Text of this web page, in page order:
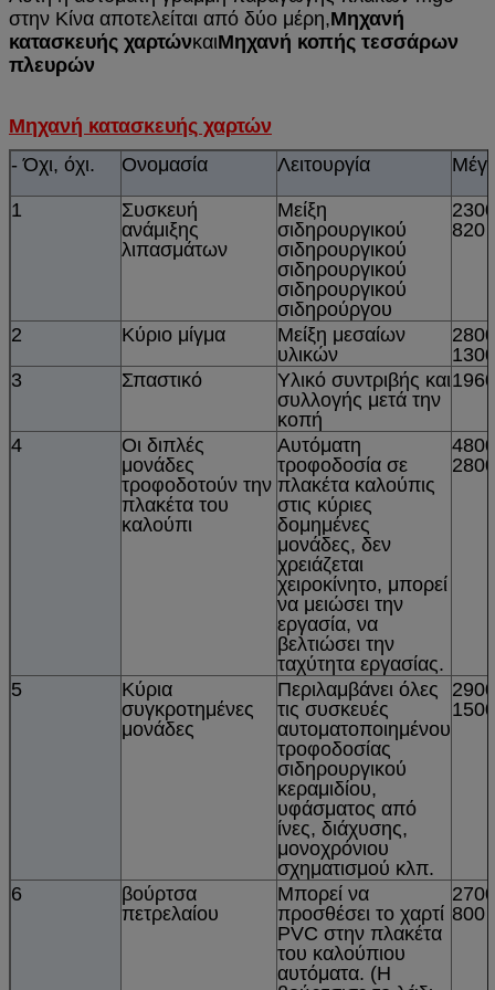
στην Κίνα αποτελείται από δύο μέρη,Μηχανή
κατασκευής χαρτώνκαιΜηχανή κοπής τεσσάρων
πλευρών
Μηχανή κατασκευής χαρτών
- Όχι, όχι.
Ονομασία Λειτουργία
1
Συσκευή
ανάμιξης
λιπασμάτων
Μείξη
σιδηρουργικού
σιδηρουργικού
σιδηρουργικού
σιδηρουργικού
σιδηρούργου
820
2 Κύριο μίγμα
Μείξη μεσαίων
υλικών
1300
3
Σπαστικό
Υλικό συντριβής και
συλλογής μετά την
κοπή
4
Οι διπλές
μονάδες
τροφοδοτούν την
πλακέτα του
καλούπι
Αυτόματη
τροφοδοσία σε
πλακέτα καλούπις
στις κύριες
δομημένες
μονάδες, δεν
χρειάζεται
χειροκίνητο, μπορεί
να μειώσει την
εργασία, να
βελτιώσει την
ταχύτητα εργασίας.
2800
5
Κύρια
συγκροτημένες
μονάδες
Περιλαμβάνει όλες
τις συσκευές
αυτοματοποιημένου
τροφοδοσίας
σιδηρουργικού
κεραμιδίου,
υφάσματος από
ίνες, διάχυσης,
μονοχρόνιου
σχηματισμού κλπ.
1500
6
βούρτσα
πετρελαίου
Μπορεί να
προσθέσει το χαρτί
PVC στην πλακέτα
του καλούπιου
αυτόματα. (Η
800